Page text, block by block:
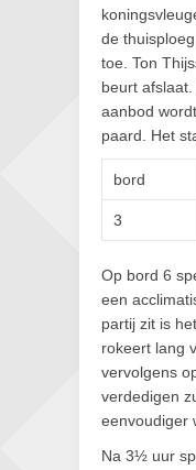
de
toe. Ton
beurt
aanbod
paard. Het
bord
3
Op bord 6
een
partij zit is
rokeert lang
vervolgens
verdedigen
eenvoudiger
Na 3½ uur